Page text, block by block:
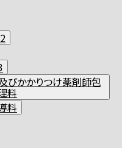
びかかりつけ薬剤師包
料
料